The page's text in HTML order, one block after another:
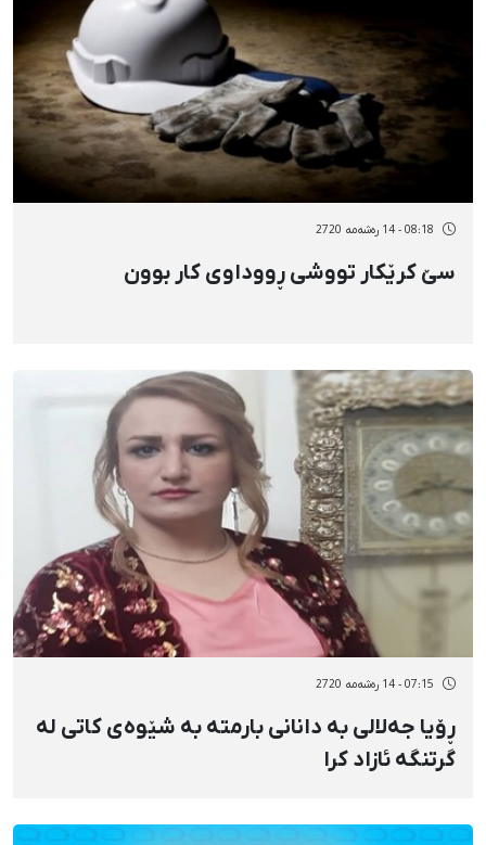
08:18 - 14 رەشەمه 2720
سێ کرێکار تووشی ڕووداوی کار بوون
07:15 - 14 رەشەمه 2720
ڕۆیا جەلالی بە دانانی بارمتە بە شێوەی کاتی لە
گرتنگە ئازاد کرا